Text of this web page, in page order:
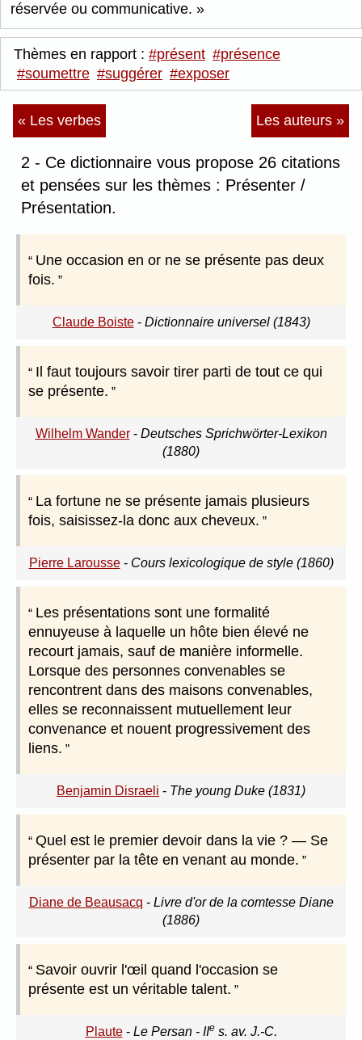
réservée ou communicative.
Thèmes en rapport : #présent #présence
#soumettre #suggérer #exposer
« Les verbes Les auteurs »
2 - Ce dictionnaire vous propose 26 citations
et pensées sur les thèmes : Présenter /
Présentation.
Une occasion en or ne se présente pas deux
fois.
Claude Boiste- Dictionnaire universel (1843)
Il faut toujours savoir tirer parti de tout ce qui
se présente.
Wilhelm Wander- Deutsches Sprichwörter-Lexikon
(1880)
La fortune ne se présente jamais plusieurs
fois, saisissez-la donc aux cheveux.
Pierre Larousse- Cours lexicologique de style (1860)
Les présentations sont une formalité
ennuyeuse à laquelle un hôte bien élevé ne
recourt jamais, sauf de manière informelle.
Lorsque des personnes convenables se
rencontrent dans des maisons convenables,
elles se reconnaissent mutuellement leur
convenance et nouent progressivement des
liens.
Benjamin Disraeli - The young Duke (1831)
Quel est le premier devoir dans la vie ? — Se
présenter par la tête en venant au monde.
Diane de Beausacq - Livre d'or de la comtesse Diane
(1886)
Savoir ouvrir l'œil quand l'occasion se
présente est un véritable talent.
Plaute- Le Persan - IIes. av. J.-C.